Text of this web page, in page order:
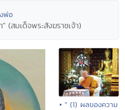
พ่อ
(สมเด็จพระสังฆราชเจ้า)
• " (1) ผลของความ